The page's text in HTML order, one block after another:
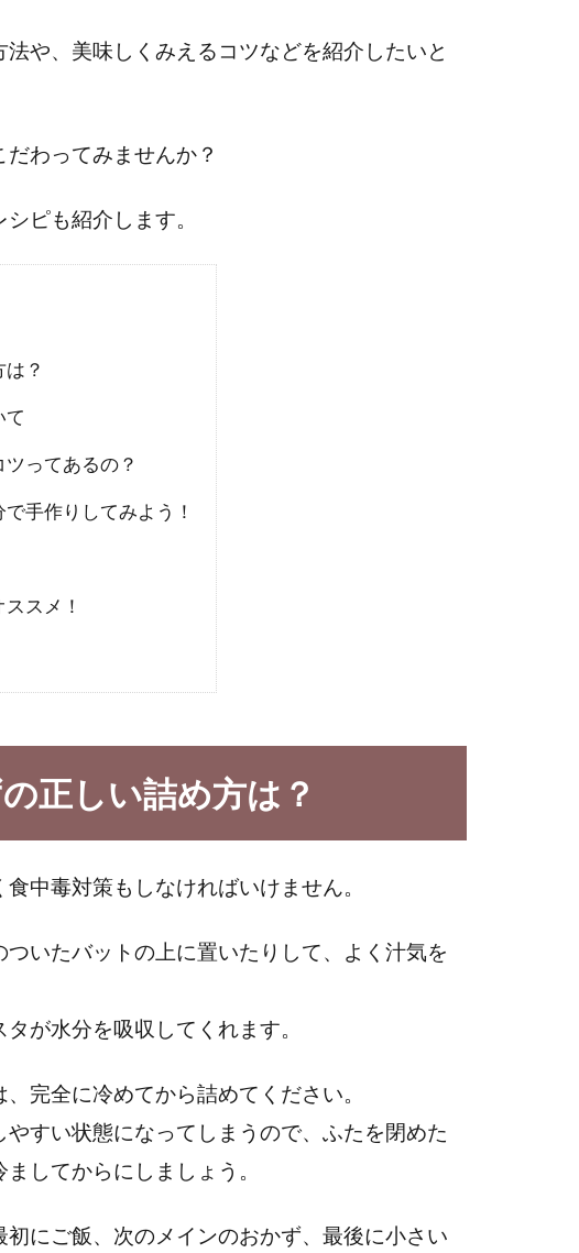
や、美味しくみえるコツなどを紹介したいと
わってみませんか？
ピも紹介します。
？
て
ってあるの？
手作りしてみよう！
スメ！
正しい詰め方は？
中毒対策もしなければいけません。
いたバットの上に置いたりして、よく汁気を
が水分を吸収してくれます。
完全に冷めてから詰めてください。
すい状態になってしまうので、ふたを閉めた
してからにしましょう。
にご飯、次のメインのおかず、最後に小さい